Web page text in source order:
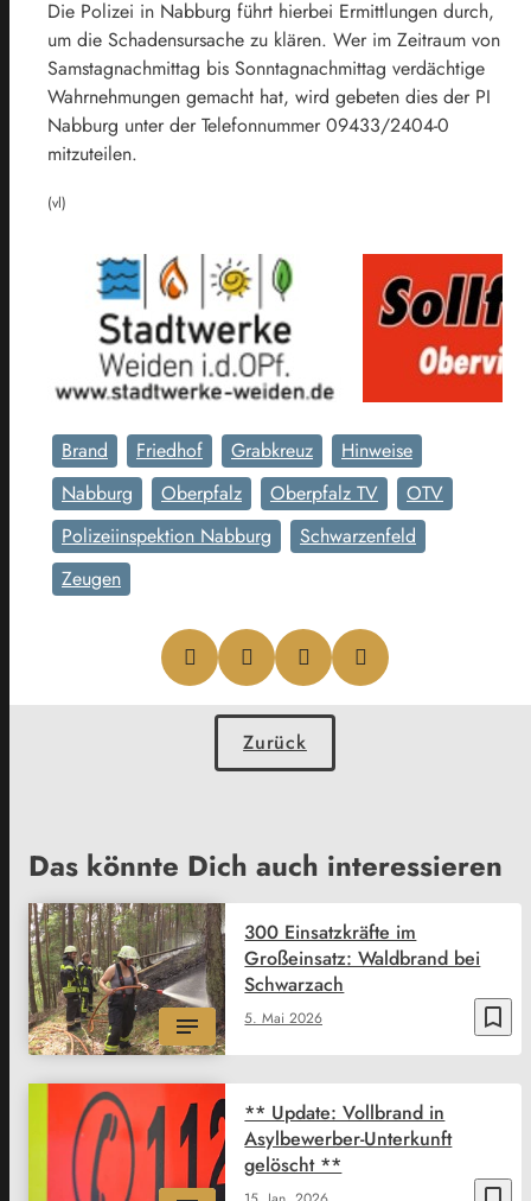
Die Polizei in Nabburg führt hierbei Ermittlungen durch,
um die Schadensursache zu klären. Wer im Zeitraum von
Samstagnachmittag bis Sonntagnachmittag verdächtige
Wahrnehmungen gemacht hat, wird gebeten dies der PI
Nabburg unter der Telefonnummer 09433/2404-0
mitzuteilen.
(vl)
Brand Friedhof Grabkreuz
Hinweise
Nabburg
Oberpfalz Oberpfalz TV
OTV
Polizeiinspektion Nabburg
Schwarzenfeld
Zeugen
Zurück
Das könnte Dich auch interessieren
bookmark_border
5. Mai 2026
300 Einsatzkräfte im
Großeinsatz: Waldbrand bei
Schwarzach
** Update: Vollbrand in
Asylbewerber-Unterkunft
gelöscht **